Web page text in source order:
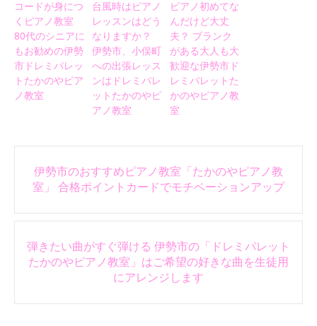
コードが身につ
くピアノ教室
80代のシニアに
もお勧めの伊勢
市ドレミパレッ
トたかのやピア
ノ教室
台風時はピアノ
レッスンはどう
なりますか？
伊勢市、小俣町
への出張レッス
ンはドレミパレ
ットたかのやピ
アノ教室
ピアノ初めてな
んだけど大丈
夫？ ブランク
がある大人も大
歓迎な伊勢市ド
レミパレットた
かのやピアノ教
室
Post
navigation
伊勢市のおすすめピアノ教室「たかのやピアノ教
室」 合格ポイントカードでモチベーションアップ
弾きたい曲がすぐ弾ける 伊勢市の「ドレミパレット
たかのやピアノ教室」はご希望の好きな曲を生徒用
にアレンジします